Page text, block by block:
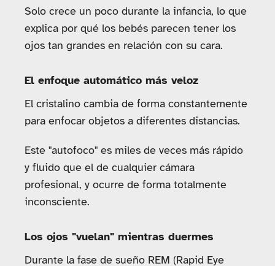
Solo crece un poco durante la infancia, lo que
explica por qué los bebés parecen tener los
ojos tan grandes en relación con su cara.
El enfoque automático más veloz
El cristalino cambia de forma constantemente
para enfocar objetos a diferentes distancias.
Este "autofoco" es miles de veces más rápido
y fluido que el de cualquier cámara
profesional, y ocurre de forma totalmente
inconsciente.
Los ojos "vuelan" mientras duermes
Durante la fase de sueño REM (Rapid Eye